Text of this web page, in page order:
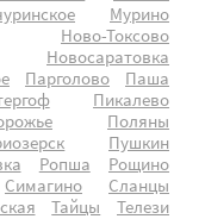
Мурино
Ново-Токсово
Новосаратовка
Парголово
Паша
Пикалево
Поляны
Пушкин
Ропша
Рощино
Симагино
Сланцы
Тайцы
Телези